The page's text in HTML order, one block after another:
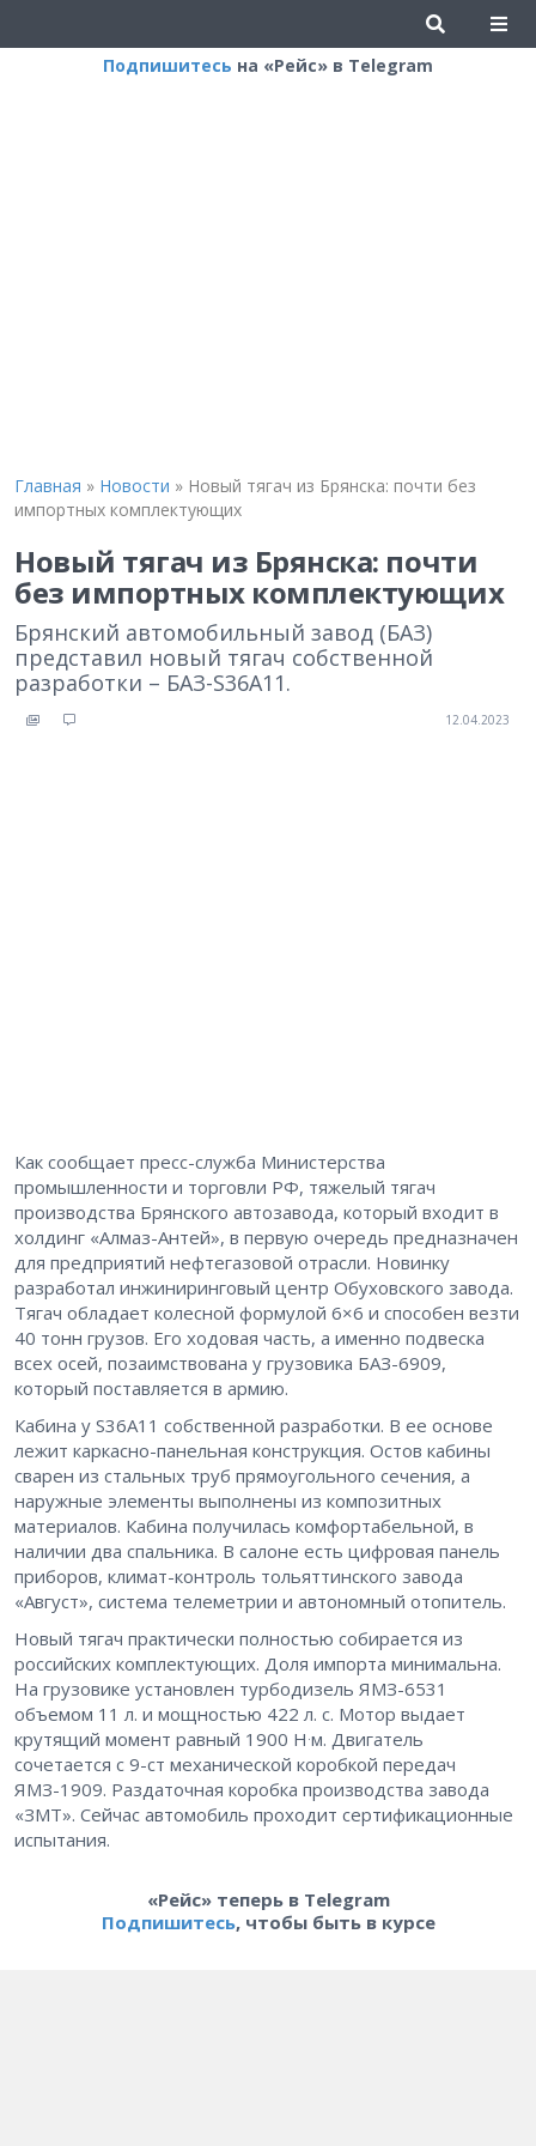
Подпишитесь на «Рейс» в Telegram
Главная » Новости » Новый тягач из Брянска: почти без
импортных комплектующих
Новый тягач из Брянска: почти
без импортных комплектующих
Брянский автомобильный завод (БАЗ)
представил новый тягач собственной
разработки – БАЗ-S36A11.
12.04.2023
Как сообщает пресс-служба Министерства
промышленности и торговли РФ, тяжелый тягач
производства Брянского автозавода, который входит в
холдинг «Алмаз-Антей», в первую очередь предназначен
для предприятий нефтегазовой отрасли. Новинку
разработал инжиниринговый центр Обуховского завода.
Тягач обладает колесной формулой 6×6 и способен везти
40 тонн грузов. Его ходовая часть, а именно подвеска
всех осей, позаимствована у грузовика БАЗ-6909,
который поставляется в армию.
Кабина у S36A11 собственной разработки. В ее основе
лежит каркасно-панельная конструкция. Остов кабины
сварен из стальных труб прямоугольного сечения, а
наружные элементы выполнены из композитных
материалов. Кабина получилась комфортабельной, в
наличии два спальника. В салоне есть цифровая панель
приборов, климат-контроль тольяттинского завода
«Август», система телеметрии и автономный отопитель.
Новый тягач практически полностью собирается из
российских комплектующих. Доля импорта минимальна.
На грузовике установлен турбодизель ЯМЗ-6531
объемом 11 л. и мощностью 422 л. с. Мотор выдает
крутящий момент равный 1900 Н м. Двигатель
сочетается с 9-ст механической коробкой передач
ЯМЗ-1909. Раздаточная коробка производства завода
«ЗМТ». Сейчас автомобиль проходит сертификационные
испытания.
«Рейс» теперь в Telegram
Подпишитесь, чтобы быть в курсе